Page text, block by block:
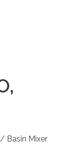
,
Basin Mixer